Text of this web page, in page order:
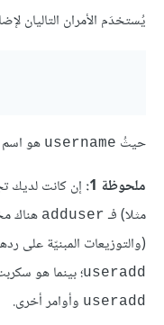
يُستخدَم الأمران
حيثُ username هو
ملحوظة 1:
إن كانت لديك
مثلا) فـ adduser هناك
(والتوزيعات المبنيّة على
useradd؛ بينما هو
useradd وأوامر أخرى.